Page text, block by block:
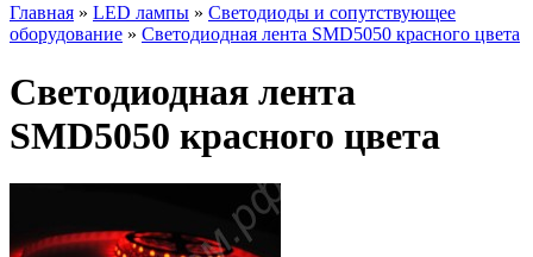
Главная » LED лампы » Светодиоды и сопутствующее
оборудование » Светодиодная лента SMD5050 красного цвета
Светодиодная лента
SMD5050 красного цвета